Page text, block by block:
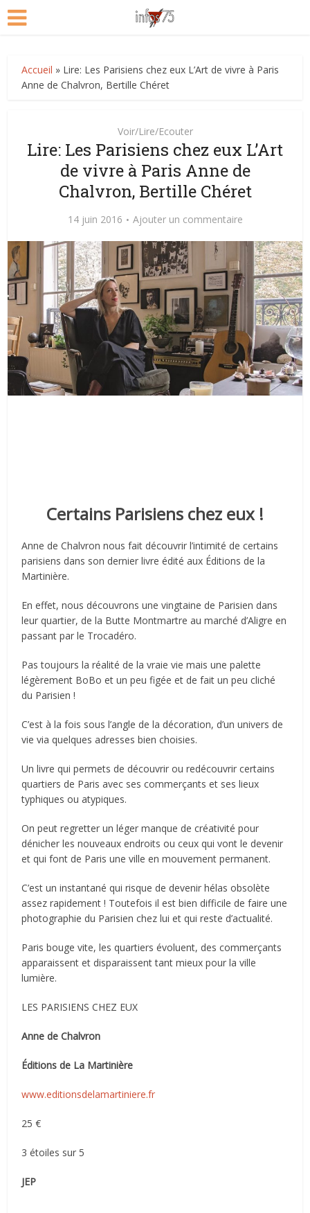
Accueil » Lire: Les Parisiens chez eux L’Art de vivre à Paris
Anne de Chalvron, Bertille Chéret
Voir/Lire/Ecouter
Lire: Les Parisiens chez eux L’Art
de vivre à Paris Anne de
Chalvron, Bertille Chéret
14 juin 2016 Ajouter un commentaire
Certains Parisiens chez eux !
Anne de Chalvron nous fait découvrir l’intimité de certains
parisiens dans son dernier livre édité aux Éditions de la
Martinière.
En effet, nous découvrons une vingtaine de Parisien dans
leur quartier, de la Butte Montmartre au marché d’Aligre en
passant par le Trocadéro.
Pas toujours la réalité de la vraie vie mais une palette
légèrement BoBo et un peu figée et de fait un peu cliché
du Parisien !
C’est à la fois sous l’angle de la décoration, d’un univers de
vie via quelques adresses bien choisies.
Un livre qui permets de découvrir ou redécouvrir certains
quartiers de Paris avec ses commerçants et ses lieux
typhiques ou atypiques.
On peut regretter un léger manque de créativité pour
dénicher les nouveaux endroits ou ceux qui vont le devenir
et qui font de Paris une ville en mouvement permanent.
C’est un instantané qui risque de devenir hélas obsolète
assez rapidement ! Toutefois il est bien difficile de faire une
photographie du Parisien chez lui et qui reste d’actualité.
Paris bouge vite, les quartiers évoluent, des commerçants
apparaissent et disparaissent tant mieux pour la ville
lumière.
LES PARISIENS CHEZ EUX
Anne de Chalvron
Éditions de La Martinière
www.editionsdelamartiniere.fr
25 €
3 étoiles sur 5
JEP